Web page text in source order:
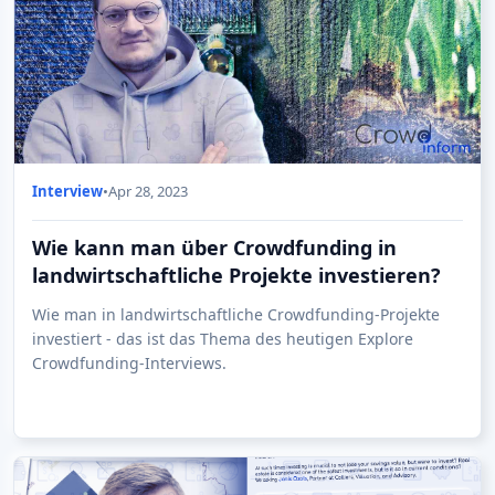
Interview•Apr 28, 2023
Wie kann man über Crowdfunding in
landwirtschaftliche Projekte investieren?
Wie man in landwirtschaftliche Crowdfunding-Projekte
investiert - das ist das Thema des heutigen Explore
Crowdfunding-Interviews.